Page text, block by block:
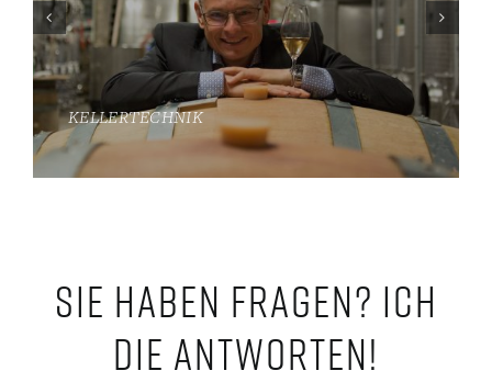
KELLERTECHNIK
Sie haben Fragen? Ich
die Antworten!